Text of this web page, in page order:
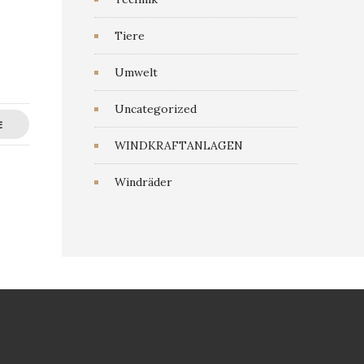
Tiere
Umwelt
Uncategorized
WINDKRAFTANLAGEN
Windräder